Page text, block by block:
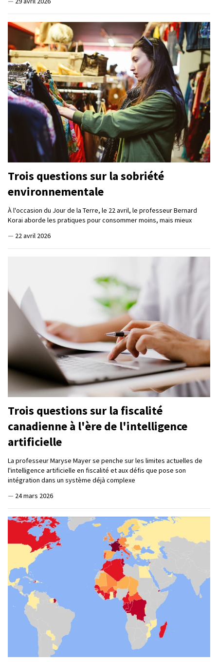
Trois questions sur la sobriété
environnementale
À l'occasion du Jour de la Terre, le 22 avril, le professeur Bernard
Korai aborde les pratiques pour consommer moins, mais mieux
— 22 avril 2026
Trois questions sur la fiscalité
canadienne à l'ère de l'intelligence
artificielle
La professeur Maryse Mayer se penche sur les limites actuelles de
l'intelligence artificielle en fiscalité et aux défis que pose son
intégration dans un système déjà complexe
— 24 mars 2026